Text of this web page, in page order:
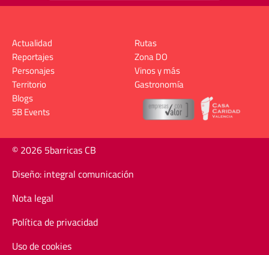
Actualidad
Reportajes
Personajes
Territorio
Rutas
Zona DO
Vinos y más
Gastronomía
Blogs
5B Events
© 2026 5barricas CB
Diseño: integral comunicación
Nota legal
Política de privacidad
Uso de cookies